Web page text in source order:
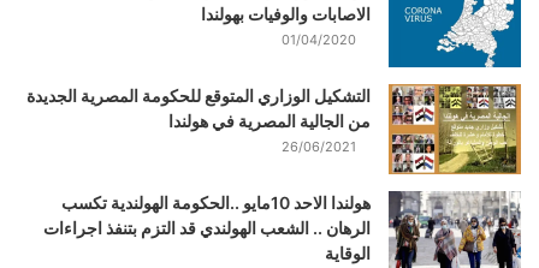
الاصابات والوفيات بهولندا
01/04/2020
التشكيل الوزاري المتوقع للحكومة المصرية الجديدة
من الجالية المصرية في هولندا
26/06/2021
هولندا الاحد 10مايو ..الحكومة الهولندية تكسب
الرهان .. الشعب الهولندي قد التزم بتنفذ اجراءات
الوقاية